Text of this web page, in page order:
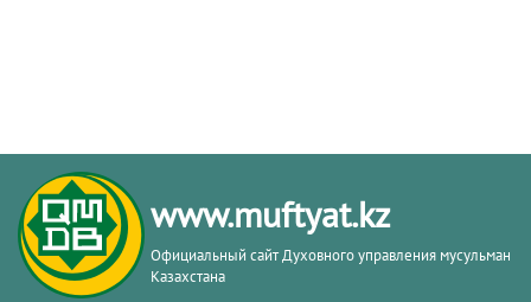
www.muftyat.kz
Официальный сайт Духовного управления мусульман
Казахстана